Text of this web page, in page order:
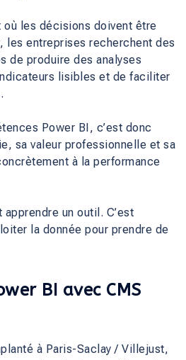
où les décisions doivent être
les entreprises recherchent des
de produire des analyses
lisibles et de faciliter
Power BI, c’est donc
sa valeur professionnelle et sa
à la performance
apprendre un outil. C’est
la donnée pour prendre de
BI avec CMS
à Paris-Saclay / Villejust,